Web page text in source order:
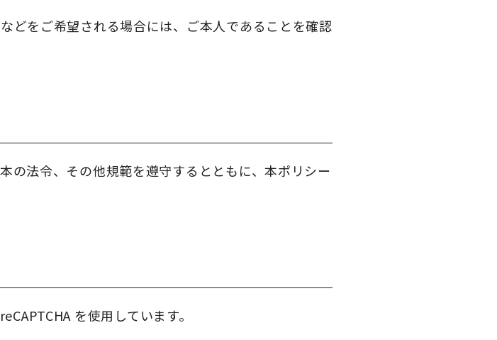
どをご希望される場合には、ご本人であることを確認
の法令、その他規範を遵守するとともに、本ポリシー
を使用しています。